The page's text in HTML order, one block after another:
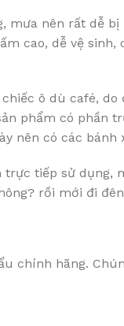
mưa nên rất dễ
cao, dễ vệ
ô dù café,
phẩm có phần
nên có các
tiếp sử
rồi mới đi
chính hãng.